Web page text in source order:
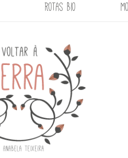
Rotas Bio